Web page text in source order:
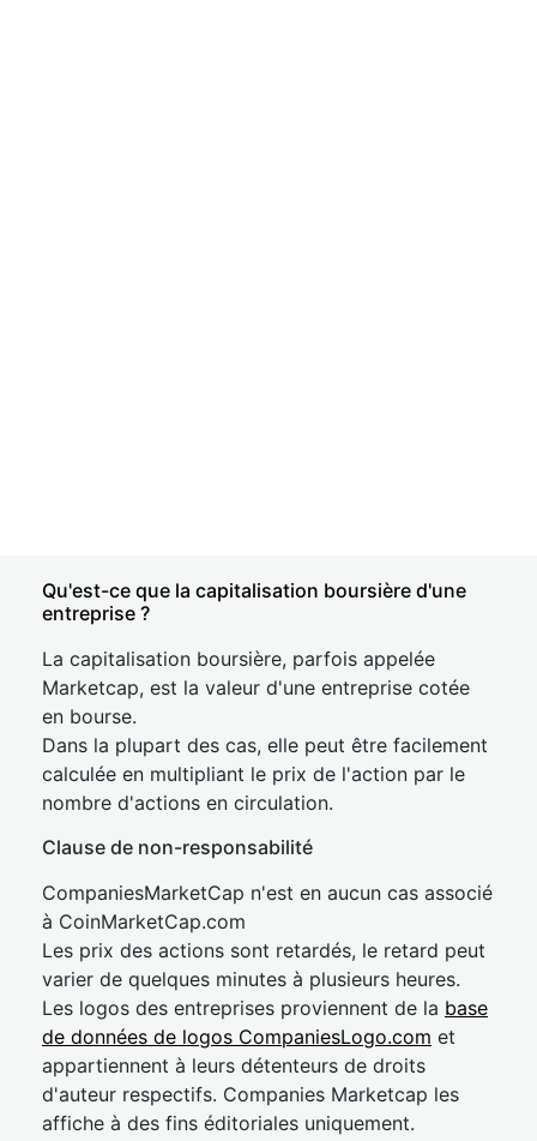
Qu'est-ce que la capitalisation boursière d'une
entreprise ?
La capitalisation boursière, parfois appelée
Marketcap, est la valeur d'une entreprise cotée
en bourse.
Dans la plupart des cas, elle peut être facilement
calculée en multipliant le prix de l'action par le
nombre d'actions en circulation.
Clause de non-responsabilité
CompaniesMarketCap n'est en aucun cas associé
à CoinMarketCap.com
Les prix des actions sont retardés, le retard peut
varier de quelques minutes à plusieurs heures.
Les logos des entreprises proviennent de la base
de données de logos CompaniesLogo.com et
appartiennent à leurs détenteurs de droits
d'auteur respectifs. Companies Marketcap les
affiche à des fins éditoriales uniquement.